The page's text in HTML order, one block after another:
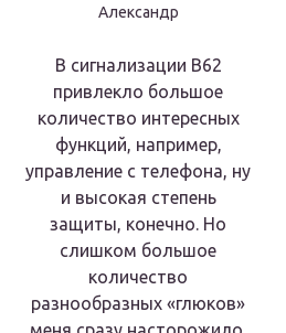
Александр
В сигнализации В62
привлекло большое
количество интересных
функций, например,
управление с телефона, ну
и высокая степень
защиты, конечно. Но
слишком большое
количество
разнообразных «глюков»